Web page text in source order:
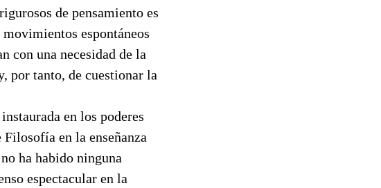
de pensamiento es
espontáneos
con una necesidad de la
por tanto, de cuestionar la
en los poderes
en la enseñanza
ha habido ninguna
espectacular en la